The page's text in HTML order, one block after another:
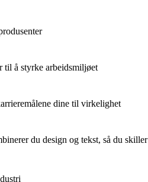
til å styrke arbeidsmiljøet
dine til virkelighet
du design og tekst, så du skiller